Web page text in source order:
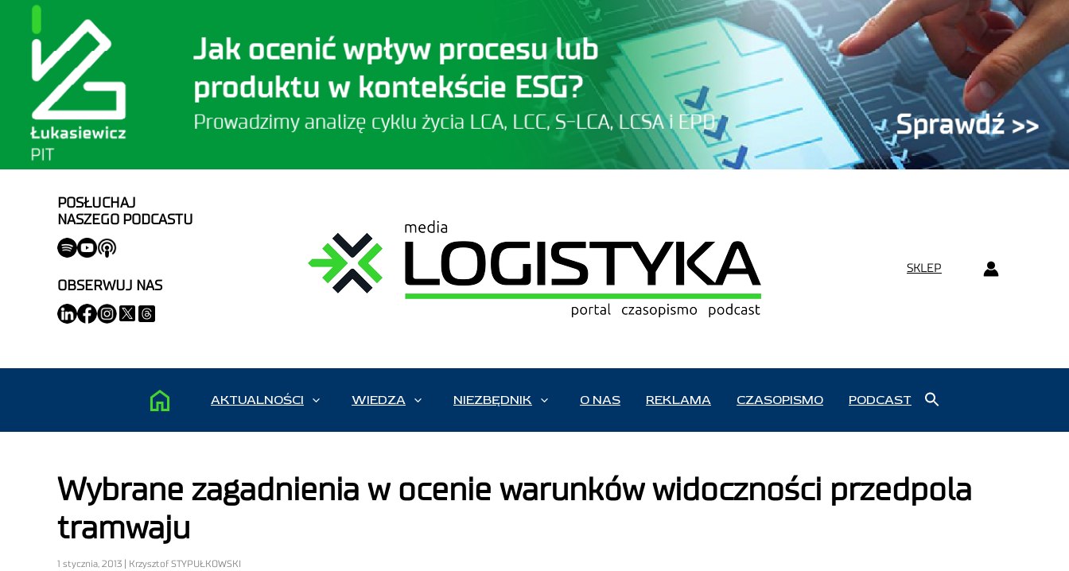
POSŁUCHAJ
NASZEGO PODCASTU
OBSERWUJ NAS
SKLEP
AKTUALNOŚCI WIEDZA NIEZBĘDNIK O NAS REKLAMA CZASOPISMO PODCAST
Wybrane zagadnienia w ocenie warunków widoczności przedpola
tramwaju
1 stycznia, 2013 | Krzysztof STYPUŁKOWSKI